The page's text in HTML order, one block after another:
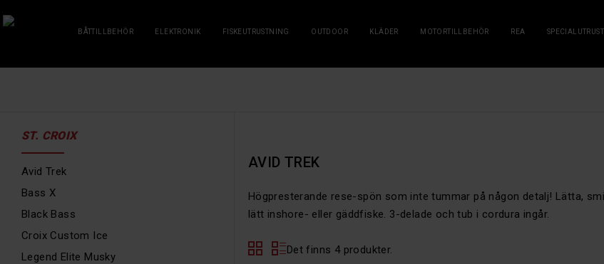
BÅTTILLBEHÖR ELEKTRONIK FISKEUTRUSTNING OUTDOOR KLÄDER MOTORTILLBEHÖR REA
ST. CROIX
Avid Trek
Bass X
Black Bass
Croix Custom Ice
Legend Elite Musky
AVID TREK
Högpresterande rese-spön som inte tummar på någon detalj! Lätta,
lätt inshore- eller gäddfiske. 3-delade och tub i cordura ingår.
Det finns 4 produkter.